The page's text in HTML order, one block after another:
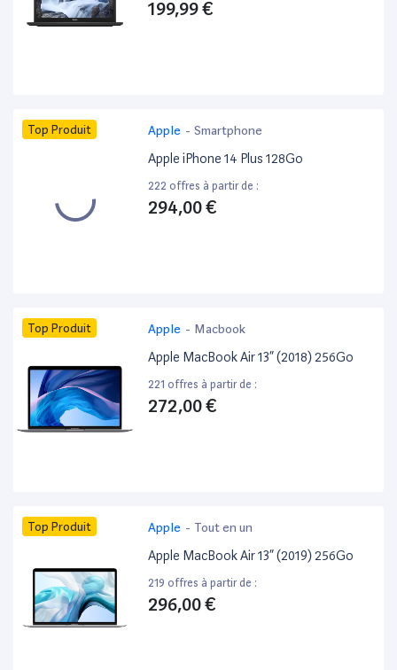
199,99 €
Top Produit Apple - Smartphone
Apple iPhone 14 Plus 128Go
222 offres à partir de :
294,00 €
Top Produit Apple - Macbook
Apple MacBook Air 13” (2018) 256Go
221 offres à partir de :
272,00 €
Top Produit Apple - Tout en un
Apple MacBook Air 13” (2019) 256Go
219 offres à partir de :
296,00 €